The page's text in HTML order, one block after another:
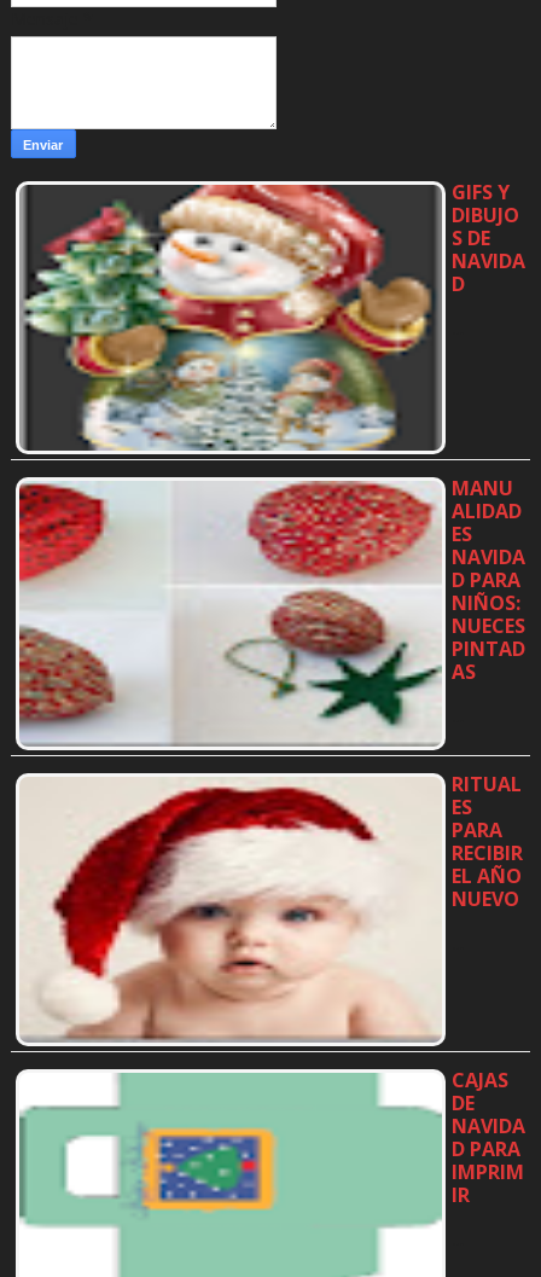
GIFS Y
DIBUJO
S DE
NAVIDA
D
MANU
ALIDAD
ES
NAVIDA
D PARA
NIÑOS:
NUECES
PINTAD
AS
RITUAL
ES
PARA
RECIBIR
EL AÑO
NUEVO
CAJAS
DE
NAVIDA
D PARA
IMPRIM
IR